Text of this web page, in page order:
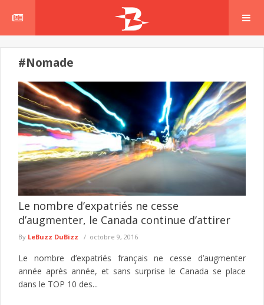
#Nomade
Le nombre d’expatriés ne cesse
d’augmenter, le Canada continue d’attirer
By LeBuzz DuBizz octobre 9, 2016
Le nombre d’expatriés français ne cesse d’augmenter
année après année, et sans surprise le Canada se place
dans le TOP 10 des...